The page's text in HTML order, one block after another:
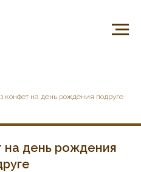
конфет на день рождения подруге
на день рождения